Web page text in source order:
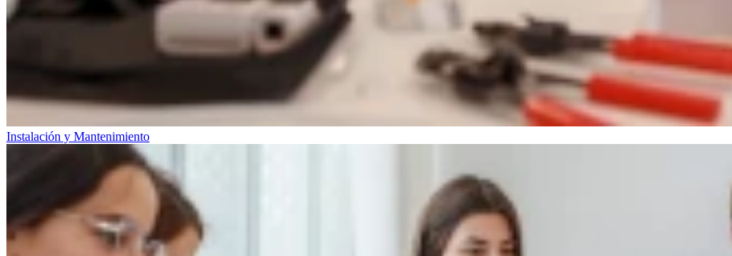
Instalación y Mantenimiento